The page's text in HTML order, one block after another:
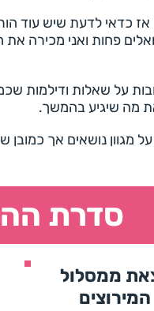
כדאי לדעת שיש עוד
פחות ואני מכירה
על שאלות ודילמות
מה שיגיע בהמשך.
מענה על מגוון נושאים
סדרת
ממסלול
המירוצים